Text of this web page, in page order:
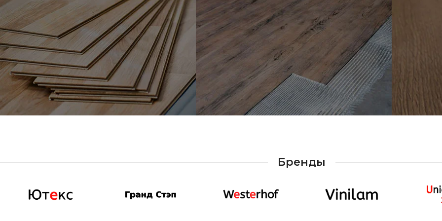
виниловой
смотреть
Бренды